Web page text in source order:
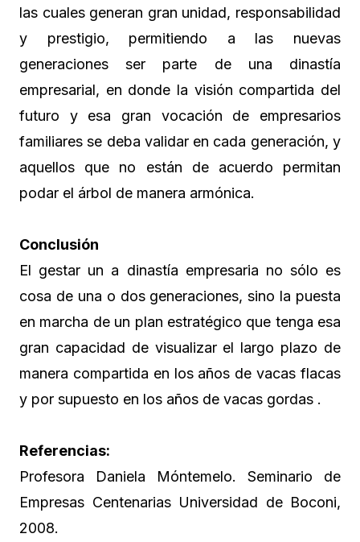
las cuales generan gran unidad, responsabilidad
y prestigio, permitiendo a las nuevas
generaciones ser parte de una dinastía
empresarial, en donde la visión compartida del
futuro y esa gran vocación de empresarios
familiares se deba validar en cada generación, y
aquellos que no están de acuerdo permitan
podar el árbol de manera armónica.
Conclusión
El gestar un a dinastía empresaria no sólo es
cosa de una o dos generaciones, sino la puesta
en marcha de un plan estratégico que tenga esa
gran capacidad de visualizar el largo plazo de
manera compartida en los años de vacas flacas
y por supuesto en los años de vacas gordas .
Referencias:
Profesora Daniela Móntemelo. Seminario de
Empresas Centenarias Universidad de Boconi,
2008.